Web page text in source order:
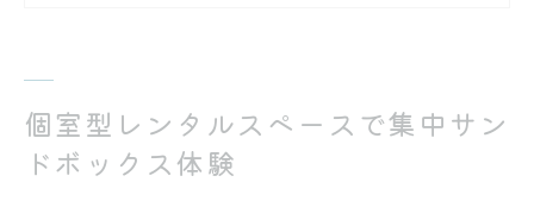
レンタルスペースの個室が生む集中トレー
ニング環境
個室型レンタルスペースで集中サン
ドボックス体験